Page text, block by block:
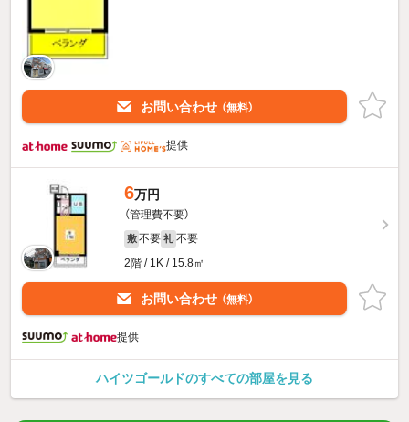
お問い合わせ （無料）
提供
6万円
（管理費不要）
敷 不要 礼 不要
2階 / 1K / 15.8㎡
お問い合わせ （無料）
提供
ハイツゴールドのすべての部屋を見る